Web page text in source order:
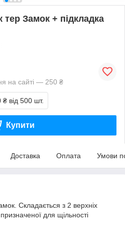
Замок + підкладка
на сайті — 250 ₴
₴ від 500 шт.
Купити
Доставка Оплата Умови
Складається з 2 верхніх
для щільності